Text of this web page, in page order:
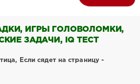
ИГРЫ ГОЛОВОЛОМКИ,
ЗАДАЧИ, IQ ТЕСТ
Если сядет на страницу -